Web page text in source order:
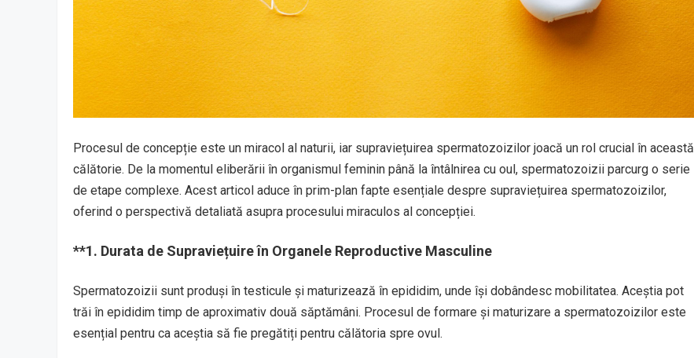
Procesul de concepție este un miracol al naturii, iar supraviețuirea spermatozoizilor joacă un rol crucial în această
călătorie. De la momentul eliberării în organismul feminin până la întâlnirea cu oul, spermatozoizii parcurg o serie
de etape complexe. Acest articol aduce în prim-plan fapte esențiale despre supraviețuirea spermatozoizilor,
oferind o perspectivă detaliată asupra procesului miraculos al concepției.
**1. Durata de Supraviețuire în Organele Reproductive Masculine
Spermatozoizii sunt produși în testicule și maturizează în epididim, unde își dobândesc mobilitatea. Aceștia pot
trăi în epididim timp de aproximativ două săptămâni. Procesul de formare și maturizare a spermatozoizilor este
esențial pentru ca aceștia să fie pregătiți pentru călătoria spre ovul.